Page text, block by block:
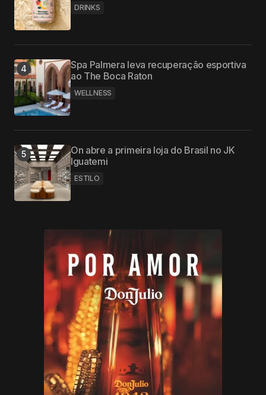
DRINKS
Spa Palmera leva recuperação esportiva
ao The Boca Raton
WELLNESS
On abre a primeira loja do Brasil no JK
Iguatemi
ESTILO